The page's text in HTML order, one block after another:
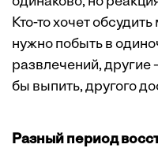
Кто-то хочет
нужно побыть в
развлечений,
бы выпить, другого
Разный период